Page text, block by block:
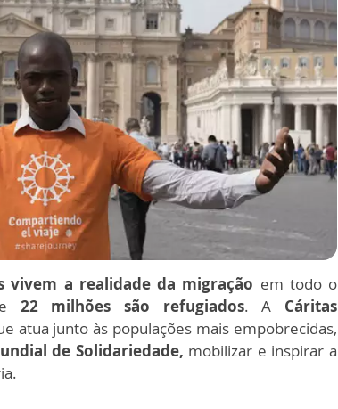
vivem a realidade da migração em todo o
22 milhões são refugiados. A Cáritas
atua junto às populações mais empobrecidas,
de Solidariedade, mobilizar e inspirar a